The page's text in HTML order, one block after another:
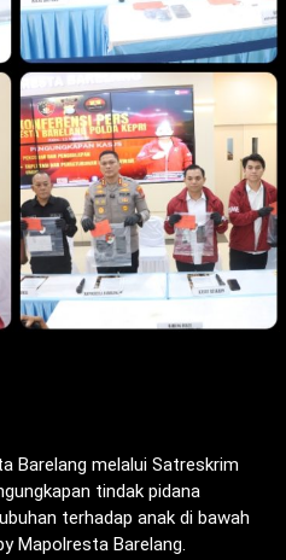
Barelang melalui Satreskrim
tindak pidana
terhadap anak di bawah
Mapolresta Barelang.